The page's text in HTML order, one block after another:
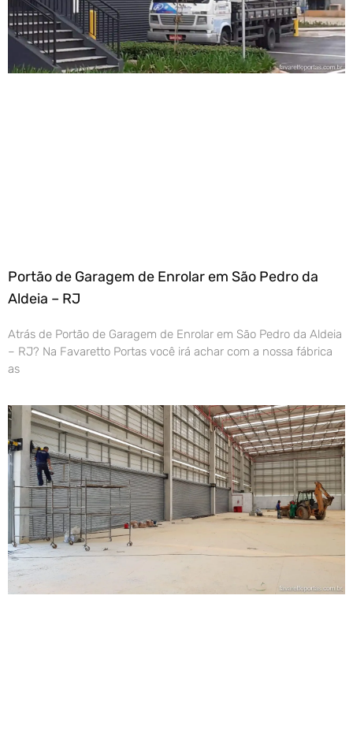
Portão de Garagem de Enrolar em São Pedro da
Aldeia – RJ
Atrás de Portão de Garagem de Enrolar em São Pedro da Aldeia
– RJ? Na Favaretto Portas você irá achar com a nossa fábrica
as